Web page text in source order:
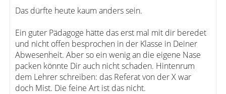
Das dürfte heute kaum anders sein.
Ein guter Pädagoge hätte das erst mal mit dir beredet
und nicht offen besprochen in der Klasse in Deiner
Abwesenheit. Aber so ein wenig an die eigene Nase
packen könnte Dir auch nicht schaden. Hintenrum
dem Lehrer schreiben: das Referat von der X war
doch Mist. Die feine Art ist das nicht.